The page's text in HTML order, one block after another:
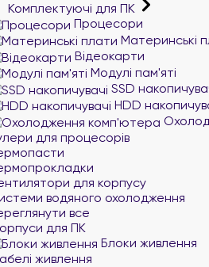
Комплектуючі для ПК
Процесори
Материнські
Відеокарти
Модулі пам'яті
SSD
HDD
для процесорів
для корпусу
водяного охолодження
все
для ПК
Блоки живлення
живлення